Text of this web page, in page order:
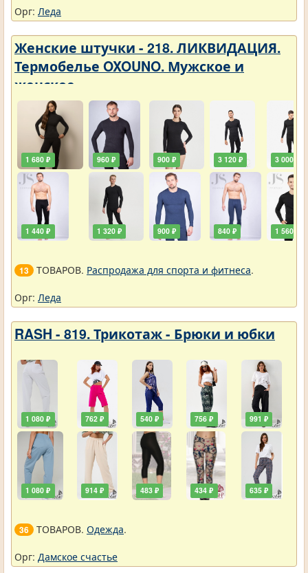
Орг: Леда
Женские штучки - 218. ЛИКВИДАЦИЯ.
Термобелье OXOUNO. Мужское и
женское
1 680 ₽
1 440 ₽
960 ₽
1 320 ₽
900 ₽
900 ₽
3 120 ₽
840 ₽
3 000 ₽
1 560 ₽
13 ТОВАРОВ. Распродажа для спорта и фитнеса.
Орг: Леда
RASH - 819. Трикотаж - Брюки и юбки
1 080 ₽
1 080 ₽
762 ₽
914 ₽
540 ₽
483 ₽
756 ₽
434 ₽
991 ₽
635 ₽
36 ТОВАРОВ. Одежда.
Орг: Дамское счастье